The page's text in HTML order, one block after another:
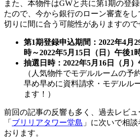
また、本物件はGWと共に第1期の登
たので、今から銀行のローン審査を
切りに間に合う可能性がありますので
第1期登録申込期間：2022年4月
時～2022年5月15日（日）午後1
抽選日時：2022年5月16日（月）
（人気物件でモデルルームの予
早め早めに資料請求・モデルル
ます！）
前回の記事の反響も多く、過去レビ
「 ブリリアタワー堂島 」に次いで相
おります。